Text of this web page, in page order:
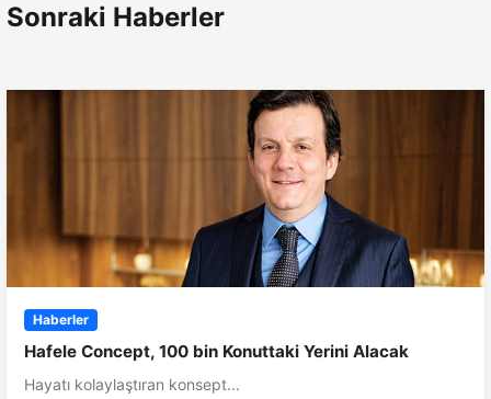
Sonraki Haberler
Haberler
Hafele Concept, 100 bin Konuttaki Yerini Alacak
Hayatı kolaylaştıran konsept...